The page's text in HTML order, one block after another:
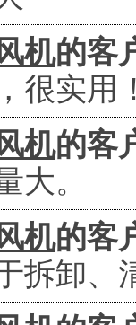
机的客
很实用
机的客
大。
机的客
拆卸、